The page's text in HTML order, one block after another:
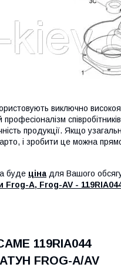
виключно
співробітників
продукції. Якщо
і зробити це можна
буде ціна для Вашого
Frog-A, Frog-AV -
119RIA044
FROG-A/AV